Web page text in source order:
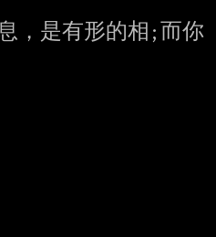
，是有形的相;而你